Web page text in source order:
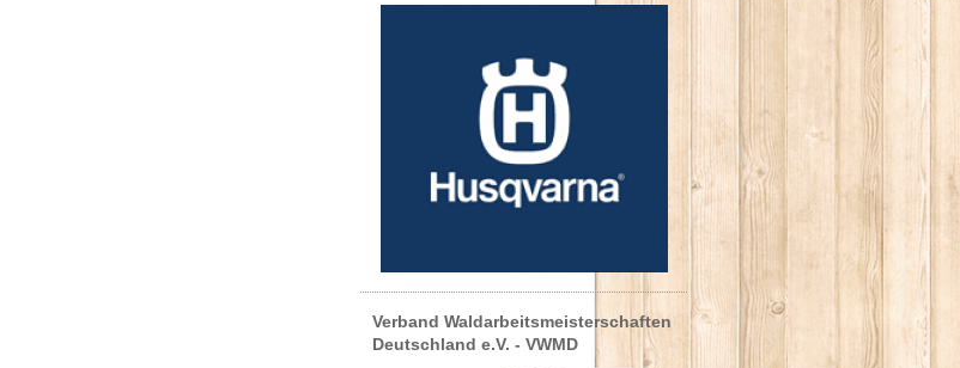
Verband Waldarbeitsmeisterschaften
Deutschland e.V. - VWMD